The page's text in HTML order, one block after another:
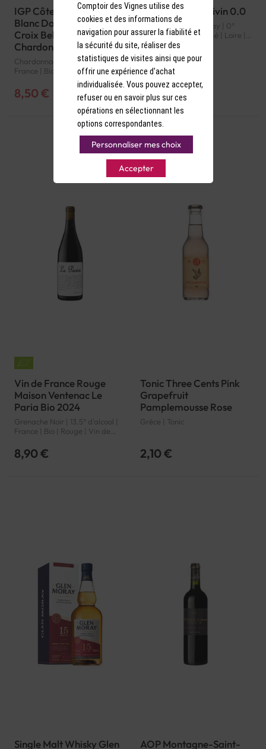
IGP Côtes de Thongue
Blanc Domaine de la
Croix Belle Le
Chardonnay Bio 2024
Chardonnay | 13.5° d'alcool |
France | Bio | Blanc |
Languedoc-Roussillon | Côtes
de Thongue | IGP
8,50 € -7%
Touraine Rosé Divin 0.0
Pinot Noir, Côt, Gamay | 0°
d'alcool | France | Rosé | Loire |
Touraine | VSIG
10,90 €
Vin de France Rouge
Maison Ventenac Le
Paria Bio 2024
Grenache Noir | 13.5° d'alcool |
France | Bio | Rouge | Vin de
8,90 €
Tonic Three Cents Pink
Grapefruit
Pamplemousse Rose
Grèce | Tonic
2,10 €
Single Malt Whisky Glen AOP Montagne-Saint-
Comptoir des Vignes utilise des
cookies et des informations de
navigation pour assurer la fiabilité et
la sécurité du site, réaliser des
statistiques de visites ainsi que pour
offrir une expérience d'achat
individualisée. Vous pouvez accepter,
refuser ou en savoir plus sur ces
opérations en sélectionnant les
options correspondantes.
Personnaliser mes choix
Accepter